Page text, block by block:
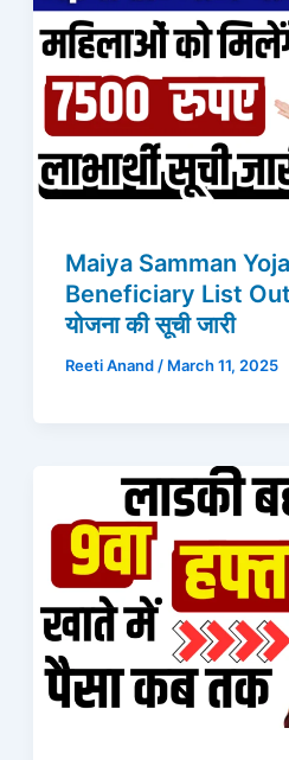
Maiya Samman
Beneficiary List Out :
योजना की सूची जारी
Reeti Anand/ March 11, 2025